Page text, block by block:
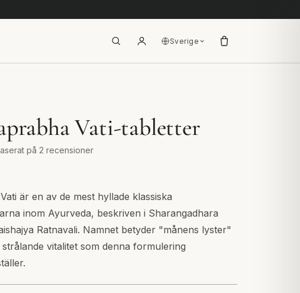
Sverige
Vati-tabletter
på 2 recensioner
är en av de mest hyllade klassiska
inom Ayurveda, beskriven i Sharangadhara
Ratnavali. Namnet betyder "månens lyster"
vitalitet som denna formulering